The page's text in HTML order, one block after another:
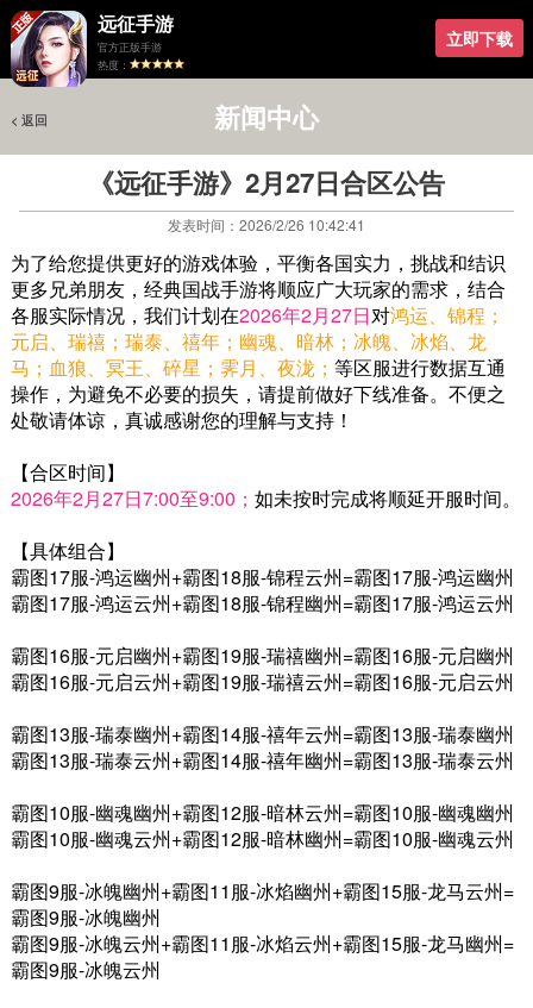
远征手游
官方正版手游
热度：
立即下载
新闻中心
< 返回
< 返回
《远征手游》2月27日合区公告
发表时间：2026/2/26 10:42:41
为了给您提供更好的游戏体验，平衡各国实力，挑战和结识
更多兄弟朋友，经典国战手游将顺应广大玩家的需求，结合
各服实际情况，我们计划在2026年2月27日对鸿运、锦程；
元启、瑞禧；瑞泰、禧年；幽魂、暗林；冰魄、冰焰、龙
马；血狼、冥王、碎星；霁月、夜泷； 等区服进行数据互通
操作，为避免不必要的损失，请提前做好下线准备。不便之
处敬请体谅，真诚感谢您的理解与支持！
【合区时间】
2026年2月27日7:00至9:00； 如未按时完成将顺延开服时间。
【具体组合】
霸图17服-鸿运幽州+霸图18服-锦程云州=霸图17服-鸿运幽州
霸图17服-鸿运云州+霸图18服-锦程幽州=霸图17服-鸿运云州
霸图16服-元启幽州+霸图19服-瑞禧幽州=霸图16服-元启幽州
霸图16服-元启云州+霸图19服-瑞禧云州=霸图16服-元启云州
霸图13服-瑞泰幽州+霸图14服-禧年云州=霸图13服-瑞泰幽州
霸图13服-瑞泰云州+霸图14服-禧年幽州=霸图13服-瑞泰云州
霸图10服-幽魂幽州+霸图12服-暗林云州=霸图10服-幽魂幽州
霸图10服-幽魂云州+霸图12服-暗林幽州=霸图10服-幽魂云州
霸图9服-冰魄幽州+霸图11服-冰焰幽州+霸图15服-龙马云州=
霸图9服-冰魄幽州
霸图9服-冰魄云州+霸图11服-冰焰云州+霸图15服-龙马幽州=
霸图9服-冰魄云州